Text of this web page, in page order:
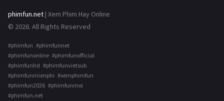
phimfun.net | Xem Phim Hay Online
© 2026. All Rights Reserved
#phimfun #phimfunnet
#phimfunonline #phimfunofficial
#phimfunhd #phimfunvietsub
#phimfunmienphi #xemphimfun
#phimfun2026 #phimfunmoi
#phimfun.net